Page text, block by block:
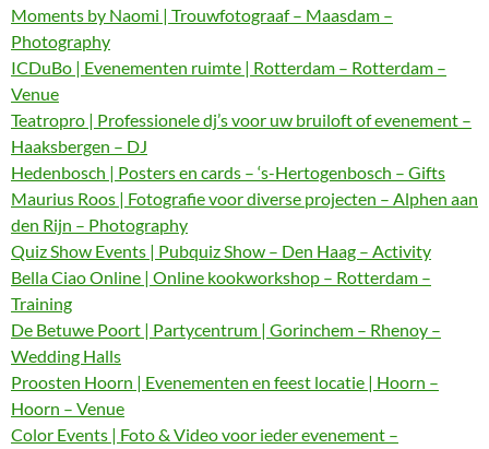
Moments by Naomi | Trouwfotograaf – Maasdam –
Photography
ICDuBo | Evenementen ruimte | Rotterdam – Rotterdam –
Venue
Teatropro | Professionele dj’s voor uw bruiloft of evenement –
Haaksbergen – DJ
Hedenbosch | Posters en cards – ‘s-Hertogenbosch – Gifts
Maurius Roos | Fotografie voor diverse projecten – Alphen aan
den Rijn – Photography
Quiz Show Events | Pubquiz Show – Den Haag – Activity
Bella Ciao Online | Online kookworkshop – Rotterdam –
Training
De Betuwe Poort | Partycentrum | Gorinchem – Rhenoy –
Wedding Halls
Proosten Hoorn | Evenementen en feest locatie | Hoorn –
Hoorn – Venue
Color Events | Foto & Video voor ieder evenement –